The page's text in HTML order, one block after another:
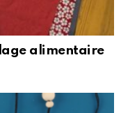
alimentaire